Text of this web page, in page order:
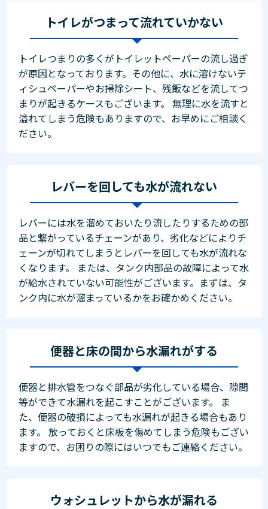
トイレがつまって流れていかない
トイレつまりの多くがトイレットペーパーの流し過ぎ
が原因となっております。その他に、水に溶けないテ
ィシュペーパーやお掃除シート、残飯などを流してつ
まりが起きるケースもございます。 無理に水を流すと
溢れてしまう危険もありますので、お早めにご相談く
ださい。
レバーを回しても水が流れない
レバーには水を溜めておいたり流したりするための部
品と繋がっているチェーンがあり、劣化などによりチ
ェーンが切れてしまうとレバーを回しても水が流れな
くなります。 または、タンク内部品の故障によって水
が給水されていない可能性がございます。まずは、タ
ンク内に水が溜まっているかをお確かめください。
便器と床の間から水漏れがする
便器と排水管をつなぐ部品が劣化している場合、隙間
等ができて水漏れを起こすことがございます。 ま
た、便器の破損によっても水漏れが起きる場合もあり
ます。 放っておくと床板を傷めてしまう危険もござい
ますので、お困りの際にはいつでもご連絡ください。
ウォシュレットから水が漏れる